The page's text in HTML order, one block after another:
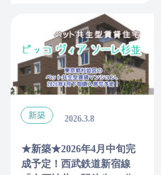
新築 2026.3.8
★新築★2026年4月中旬完
成予定！西武鉄道新宿線